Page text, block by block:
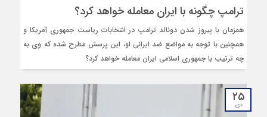
ترامپ چگونه با ایران معامله خواهد کرد؟
همزمان با پیروز شدن دونالد ترامپ در انتخابات ریاست جمهوری آمریکا و
همچنین با توجه به مواضع ضد ایرانی او، این پرسش مطرح شده که وی به
چه ترتیب با جمهوری اسلامی ایران معامله خواهد کرد؟
۲۵
دی